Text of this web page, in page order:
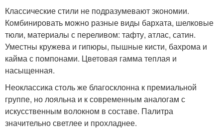
Классические стили не подразумевают экономии.
Комбинировать можно разные виды бархата, шелковые
тюли, материалы с переливом: тафту, атлас, сатин.
Уместны кружева и гипюры, пышные кисти, бахрома и
кайма с помпонами. Цветовая гамма теплая и
насыщенная.
Неоклассика столь же благосклонна к премиальной
группе, но лояльна и к современным аналогам с
искусственным волокном в составе. Палитра
значительно светлее и прохладнее.